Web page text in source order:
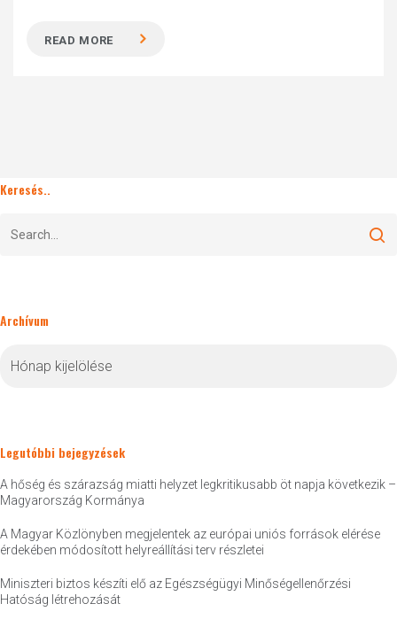
READ MORE
Keresés..
Archívum
Legutóbbi bejegyzések
A hőség és szárazság miatti helyzet legkritikusabb öt napja következik –
Magyarország Kormánya
A Magyar Közlönyben megjelentek az európai uniós források elérése
érdekében módosított helyreállítási terv részletei
Miniszteri biztos készíti elő az Egészségügyi Minőségellenőrzési
Hatóság létrehozását